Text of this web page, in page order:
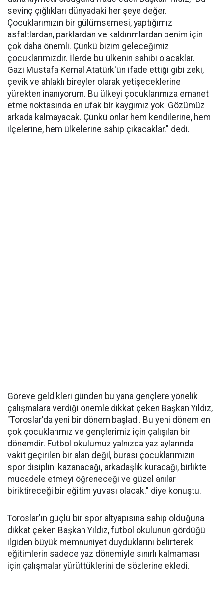
sevinç çığlıkları dünyadaki her şeye değer.
Çocuklarımızın bir gülümsemesi, yaptığımız
asfaltlardan, parklardan ve kaldırımlardan benim için
çok daha önemli. Çünkü bizim geleceğimiz
çocuklarımızdır. İlerde bu ülkenin sahibi olacaklar.
Gazi Mustafa Kemal Atatürk'ün ifade ettiği gibi zeki,
çevik ve ahlaklı bireyler olarak yetişeceklerine
yürekten inanıyorum. Bu ülkeyi çocuklarımıza emanet
etme noktasında en ufak bir kaygımız yok. Gözümüz
arkada kalmayacak. Çünkü onlar hem kendilerine, hem
ilçelerine, hem ülkelerine sahip çıkacaklar." dedi.
Göreve geldikleri günden bu yana gençlere yönelik
çalışmalara verdiği önemle dikkat çeken Başkan Yıldız,
"Toroslar'da yeni bir dönem başladı. Bu yeni dönem en
çok çocuklarımız ve gençlerimiz için çalışılan bir
dönemdir. Futbol okulumuz yalnızca yaz aylarında
vakit geçirilen bir alan değil, burası çocuklarımızın
spor disiplini kazanacağı, arkadaşlık kuracağı, birlikte
mücadele etmeyi öğreneceği ve güzel anılar
biriktireceği bir eğitim yuvası olacak." diye konuştu.
Toroslar'ın güçlü bir spor altyapısına sahip olduğuna
dikkat çeken Başkan Yıldız, futbol okulunun gördüğü
ilgiden büyük memnuniyet duyduklarını belirterek
eğitimlerin sadece yaz dönemiyle sınırlı kalmaması
için çalışmalar yürüttüklerini de sözlerine ekledi.